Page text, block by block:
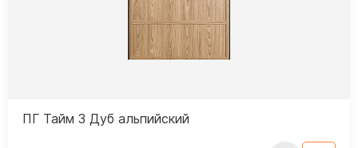
ПГ Тайм 3 Дуб альпийский